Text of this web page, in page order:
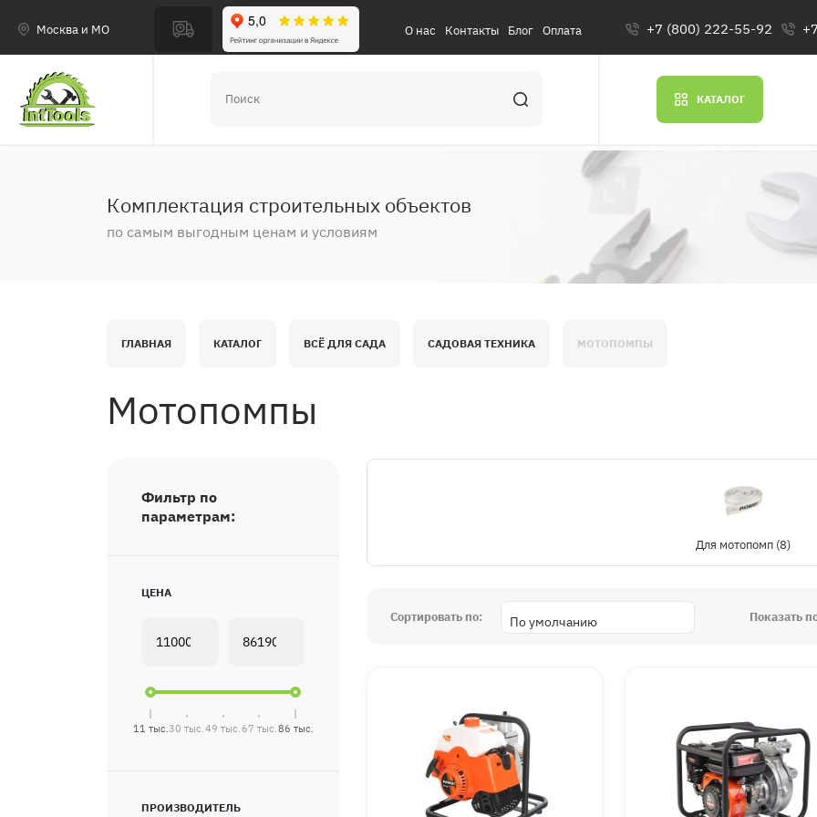
Москва и МО О нас Контакты Блог Оплата +7 (800) 222-55-92
КАТАЛОГ
Комплектация строительных объектов
по самым выгодным ценам и условиям
ГЛАВНАЯ КАТАЛОГ ВСЁ ДЛЯ САДА САДОВАЯ ТЕХНИКА МОТОПОМПЫ
Мотопомпы
Фильтр по
параметрам:
ЦЕНА
11 тыс.30 тыс.49 тыс. 67 тыс.86 тыс.
ПРОИЗВОДИТЕЛЬ
Для мотопомп (8)
Сортировать по: Показать